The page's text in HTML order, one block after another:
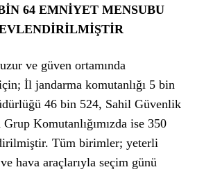
64 EMNİYET MENSUBU
ve güven ortamında
İl jandarma komutanlığı 5 bin
46 bin 524, Sahil Güvenlik
Komutanlığımızda ise 350
Tüm birimler; yeterli
hava araçlarıyla seçim günü